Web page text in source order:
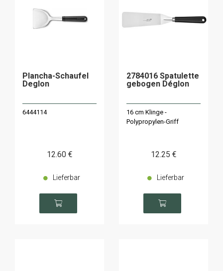
Plancha-Schaufel
Deglon
6444114
12.60 €
Lieferbar
2784016 Spatulette
gebogen Déglon
16 cm Klinge -
Polypropylen-Griff
12.25 €
Lieferbar